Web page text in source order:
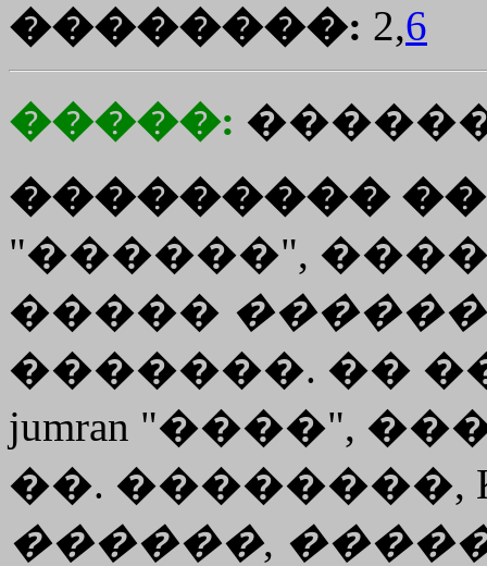
��������: 2,6
�����:
���������
"������",
�����
�������. ��
jumran "����",
��. ��������,
������,